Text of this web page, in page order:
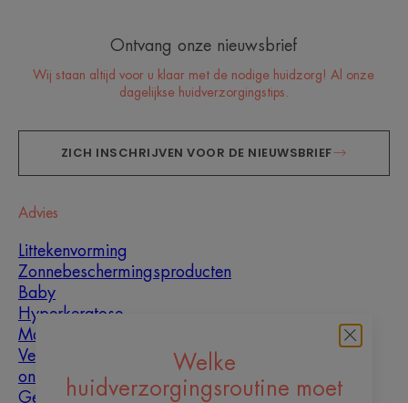
Welke
huidverzorgingsroutine moet
Ontvang onze nieuwsbrief
Wij staan altijd voor u klaar met de nodige huidzorg! Al onze
dagelijkse huidverzorgingstips.
ZICH INSCHRIJVEN VOOR DE NIEUWSBRIEF
Advies
Littekenvorming
Zonnebeschermingsproducten
Baby
Hyperkeratose
Mannen
Vette huid met
oneffenheden
Gemengde huid